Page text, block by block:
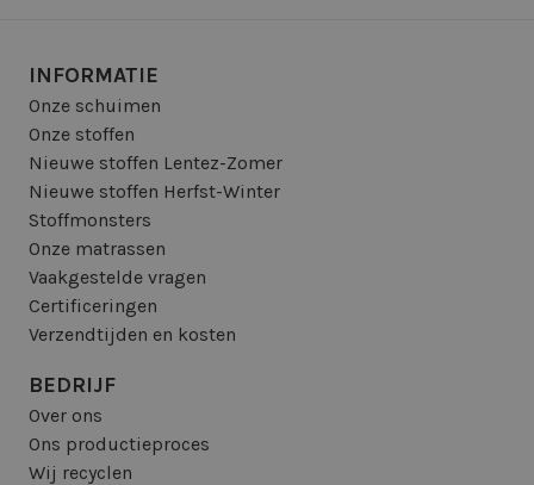
INFORMATIE
Onze schuimen
Onze stoffen
Nieuwe stoffen Lentez-Zomer
Nieuwe stoffen Herfst-Winter
Stoffmonsters
Onze matrassen
Vaakgestelde vragen
Certificeringen
Verzendtijden en kosten
BEDRIJF
Over ons
Ons productieproces
Wij recyclen